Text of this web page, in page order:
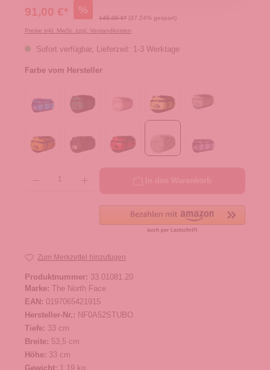
91,00 €* %
145,00 €* (37.24% gespart)
Preise inkl. MwSt. zzgl. Versandkosten
Sofort verfügbar, Lieferzeit: 1-3 Werktage
Farbe vom Hersteller
Zum Merkzettel hinzufügen
Produktnummer: 33.01081.20
Marke: The North Face
EAN: 0197065421915
Hersteller-Nr.: NF0A52STUBO
Tiefe: 33 cm
Breite: 53,5 cm
Höhe: 33 cm
Gewicht: 1,19 kg